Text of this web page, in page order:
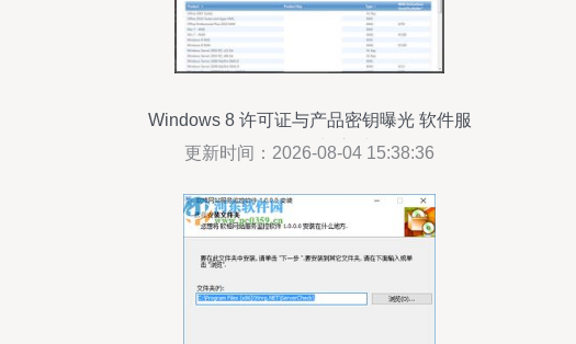
Windows 8 许可证与产品密钥曝光 软件服
务面临的挑战与应对策略
更新时间：2026-08-04 15:38:36